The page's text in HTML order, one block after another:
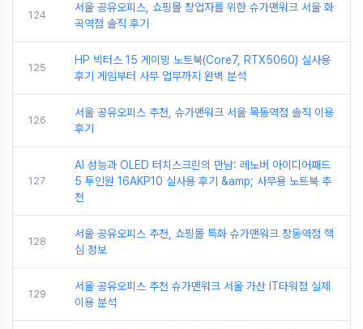
124
서울 공유오피스, 쇼핑몰 창업자를 위한 슈가맨워크 서울 화
곡역점 솔직 후기
125
HP 빅터스 15 게이밍 노트북(Core7, RTX5060) 실사용
후기 게임부터 사무 업무까지 완벽 분석
126
서울 공유오피스 추천, 슈가맨워크 서울 목동역점 솔직 이용
후기
127
AI 성능과 OLED 터치스크린의 만남: 레노버 아이디어패드
5 투인원 16AKP10 실사용 후기 &amp; 사무용 노트북 추
천
128
서울 공유오피스 추천, 쇼핑몰 특화 슈가맨워크 창동역점 핵
심 정보
129
서울 공유오피스 추천 슈가맨워크 서울 가산 IT타워점 실제
이용 분석